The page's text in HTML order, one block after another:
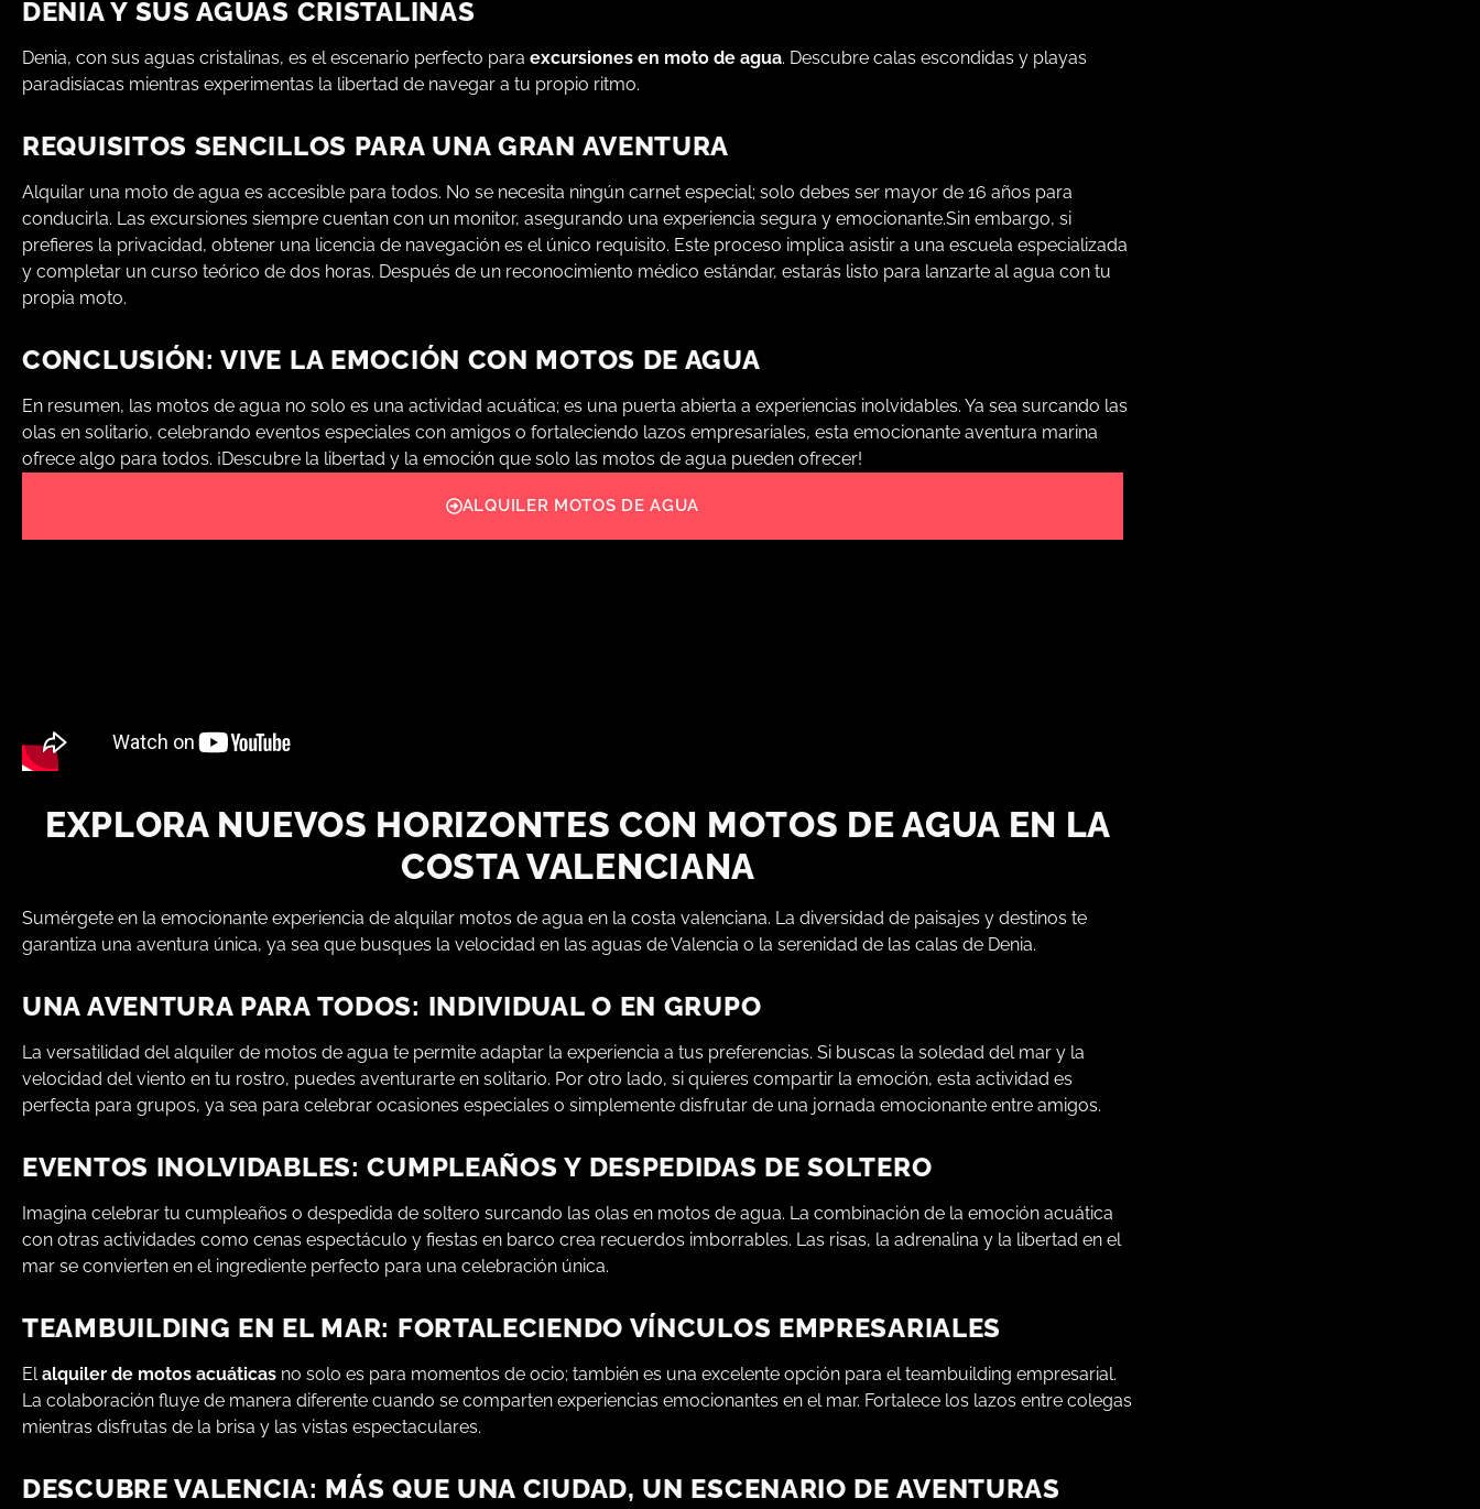
DENIA Y SUS AGUAS CRISTALINAS
Denia, con sus aguas cristalinas, es el escenario perfecto para excursiones en moto de agua. Descubre calas escondidas y playas
paradisíacas mientras experimentas la libertad de navegar a tu propio ritmo.
REQUISITOS SENCILLOS PARA UNA GRAN AVENTURA
Alquilar una moto de agua es accesible para todos. No se necesita ningún carnet especial; solo debes ser mayor de 16 años para
conducirla. Las excursiones siempre cuentan con un monitor, asegurando una experiencia segura y emocionante.Sin embargo, si
prefieres la privacidad, obtener una licencia de navegación es el único requisito. Este proceso implica asistir a una escuela especializada
y completar un curso teórico de dos horas. Después de un reconocimiento médico estándar, estarás listo para lanzarte al agua con tu
propia moto.
CONCLUSIÓN: VIVE LA EMOCIÓN CON MOTOS DE AGUA
En resumen, las motos de agua no solo es una actividad acuática; es una puerta abierta a experiencias inolvidables. Ya sea surcando las
olas en solitario, celebrando eventos especiales con amigos o fortaleciendo lazos empresariales, esta emocionante aventura marina
ofrece algo para todos. ¡Descubre la libertad y la emoción que solo las motos de agua pueden ofrecer!
ALQUILER MOTOS DE AGUA
EXPLORA NUEVOS HORIZONTES CON MOTOS DE AGUA EN LA
COSTA VALENCIANA
Sumérgete en la emocionante experiencia de alquilar motos de agua en la costa valenciana. La diversidad de paisajes y destinos te
garantiza una aventura única, ya sea que busques la velocidad en las aguas de Valencia o la serenidad de las calas de Denia.
UNA AVENTURA PARA TODOS: INDIVIDUAL O EN GRUPO
La versatilidad del alquiler de motos de agua te permite adaptar la experiencia a tus preferencias. Si buscas la soledad del mar y la
velocidad del viento en tu rostro, puedes aventurarte en solitario. Por otro lado, si quieres compartir la emoción, esta actividad es
perfecta para grupos, ya sea para celebrar ocasiones especiales o simplemente disfrutar de una jornada emocionante entre amigos.
EVENTOS INOLVIDABLES: CUMPLEAÑOS Y DESPEDIDAS DE SOLTERO
Imagina celebrar tu cumpleaños o despedida de soltero surcando las olas en motos de agua. La combinación de la emoción acuática
con otras actividades como cenas espectáculo y fiestas en barco crea recuerdos imborrables. Las risas, la adrenalina y la libertad en el
mar se convierten en el ingrediente perfecto para una celebración única.
TEAMBUILDING EN EL MAR: FORTALECIENDO VÍNCULOS EMPRESARIALES
Elalquiler de motos acuáticas no solo es para momentos de ocio; también es una excelente opción para el teambuilding empresarial.
La colaboración fluye de manera diferente cuando se comparten experiencias emocionantes en el mar. Fortalece los lazos entre colegas
mientras disfrutas de la brisa y las vistas espectaculares.
DESCUBRE VALENCIA: MÁS QUE UNA CIUDAD, UN ESCENARIO DE AVENTURAS